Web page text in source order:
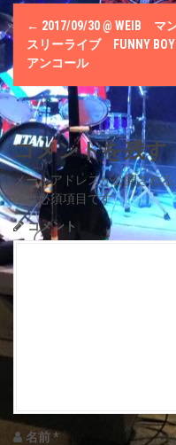
P
o
s
t
n
a
v
i
g
a
t
o
← 2017/09/30 @ WEIΒ マ
スリーライブ FUNNY BOY
アンコール
コメントを残す
メールアドレスが公開され
欄は必須項目です
コメント
名前*